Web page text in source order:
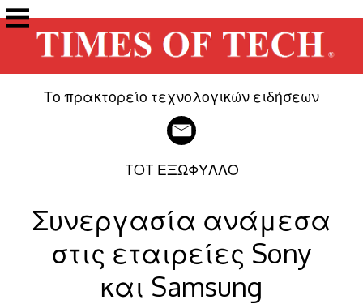
Μετάβαση
στο
περιεχόμενο
Το πρακτορείο τεχνολογικών ειδήσεων
TOT ΕΞΩΦΥΛΛΟ
Συνεργασία ανάμεσα
στις εταιρείες Sony
και Samsung